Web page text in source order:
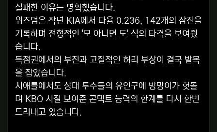
실패한 이유는 명확했습니다.
위즈덤은 작년 KIA에서 타율 0.236, 142개의 삼진을
기록하며 전형적인 '모 아니면 도' 식의 타격을 보여줬
습니다.
득점권에서의 부진과 고질적인 허리 부상이 결국 발목
을 잡았습니다.
시애틀에서도 상대 투수들의 유인구에 방망이가 헛돌
며 KBO 시절 보여준 콘택트 능력의 한계를 다시 한번
드러내고 있습니다.